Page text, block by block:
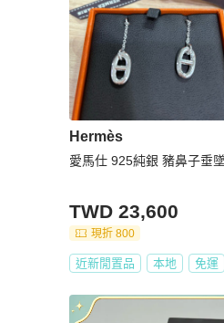
Hermès
愛馬仕 925純銀 豬鼻子垂
TWD 23,600
現折 800
近新閒置品 本地 免運